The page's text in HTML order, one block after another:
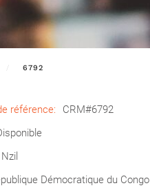
6792
référence:
CRM#6792
Nzil
Démocratique du Congo